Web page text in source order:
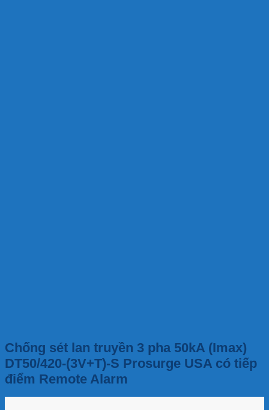
Chống sét lan truyền 3 pha 50kA (Imax)
DT50/420-(3V+T)-S Prosurge USA có tiếp
điểm Remote Alarm